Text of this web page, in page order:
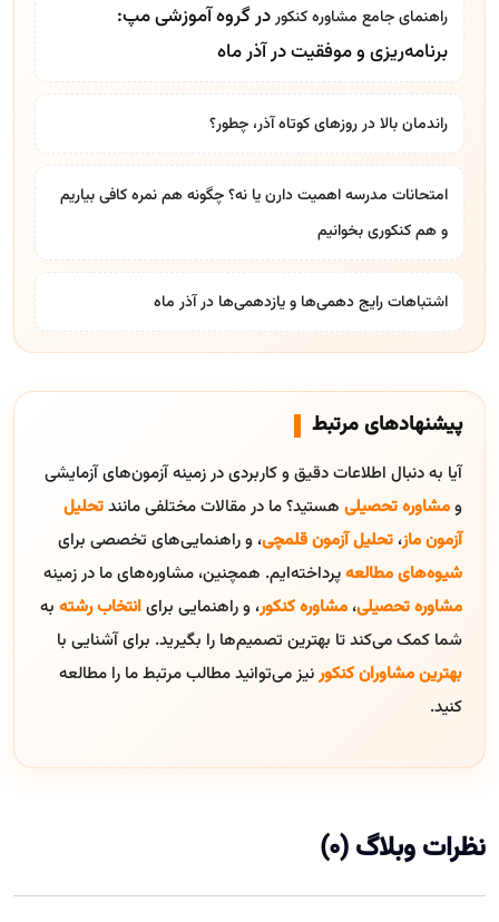
راهنمای جامع مشاوره کنکوردر گروه آموزشی مپ:
برنامه‌ریزی و موفقیت در آذر ماه
راندمان بالا در روزهای کوتاه آذر، چطور؟
امتحانات مدرسه اهمیت دارن یا نه؟ چگونه هم نمره کافی بیاریم
و هم کنکوری بخوانیم
اشتباهات رایج دهمی‌ها و یازدهمی‌ها در آذر ماه
پیشنهادهای مرتبط
آیا به دنبال اطلاعات دقیق و کاربردی در زمینه آزمون‌های آزمایشی
ومشاوره تحصیلی هستید؟ ما در مقالات مختلفی مانندتحلیل
آزمون ماز، تحلیل آزمون قلمچی، و راهنمایی‌های تخصصی برای
شیوه‌های مطالعهپرداخته‌ایم. همچنین، مشاوره‌های ما در زمینه
مشاوره تحصیلی، مشاوره کنکور، و راهنمایی برایانتخاب رشته به
شما کمک می‌کند تا بهترین تصمیم‌ها را بگیرید. برای آشنایی با
بهترین مشاوران کنکورنیز می‌توانید مطالب مرتبط ما را مطالعه
کنید.
نظرات وبلاگ (0)